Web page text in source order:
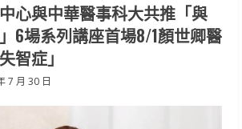
心與中華醫事科大共推「與
6場系列講座首場8/1顏世卿醫
智症」
7 月 30 日